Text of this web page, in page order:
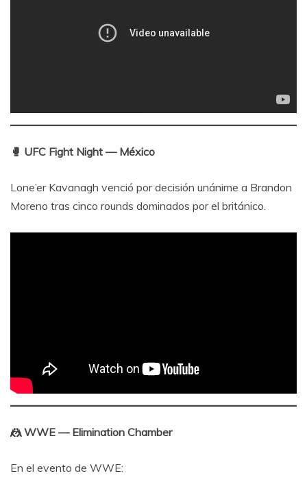
🥊 UFC Fight Night — México
Lone’er Kavanagh venció por decisión unánime a Brandon
Moreno tras cinco rounds dominados por el británico.
🤼 WWE — Elimination Chamber
En el evento de WWE: